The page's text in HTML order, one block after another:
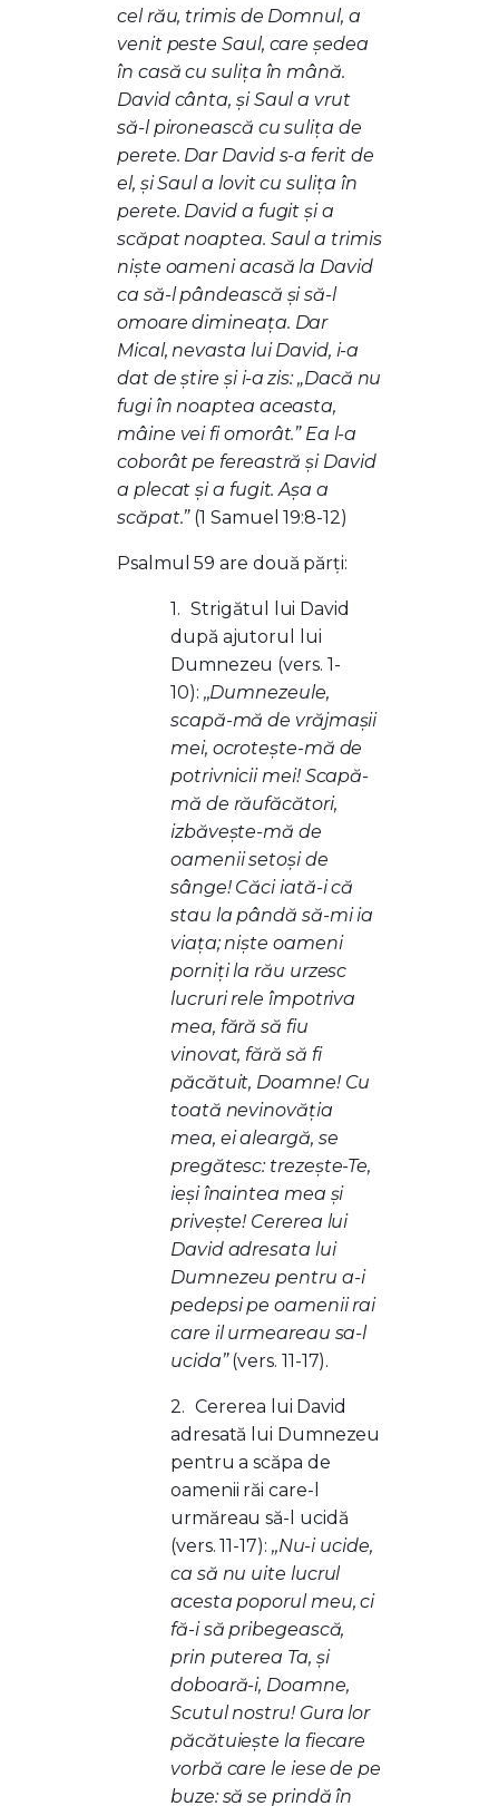
cel rău, trimis de Domnul, a
venit peste Saul, care şedea
în casă cu suliţa în mână.
David cânta, şi Saul a vrut
să-l pironească cu suliţa de
perete. Dar David s-a ferit de
el, şi Saul a lovit cu suliţa în
perete. David a fugit şi a
scăpat noaptea. Saul a trimis
nişte oameni acasă la David
ca să-l pândească şi să-l
omoare dimineaţa. Dar
Mical, nevasta lui David, i-a
dat de ştire şi i-a zis: „Dacă nu
fugi în noaptea aceasta,
mâine vei fi omorât.” Ea l-a
coborât pe fereastră şi David
a plecat şi a fugit. Aşa a
scăpat.”(1 Samuel 19:8-12)
Psalmul 59 are două părți:
1. Strigătul lui David
după ajutorul lui
Dumnezeu (vers. 1-
10): ,,Dumnezeule,
scapă-mă de vrăjmaşii
mei, ocroteşte-mă de
potrivnicii mei! Scapă-
mă de răufăcători,
izbăveşte-mă de
oamenii setoşi de
sânge! Căci iată-i că
stau la pândă să-mi ia
viaţa; nişte oameni
porniţi la rău urzesc
lucruri rele împotriva
mea, fără să fiu
vinovat, fără să fi
păcătuit, Doamne! Cu
toată nevinovăţia
mea, ei aleargă, se
pregătesc: trezeşte-Te,
ieşi înaintea mea şi
priveşte! Cererea lui
David adresata lui
Dumnezeu pentru a-i
pedepsi pe oamenii rai
care il urmeareau sa-l
ucida”(vers. 11-17).
2. Cererea lui David
adresată lui Dumnezeu
pentru a scăpa de
oamenii răi care-l
urmăreau să-l ucidă
(vers. 11-17): ,,Nu-i ucide,
ca să nu uite lucrul
acesta poporul meu, ci
fă-i să pribegească,
prin puterea Ta, şi
doboară-i, Doamne,
Scutul nostru! Gura lor
păcătuieşte la fiecare
vorbă care le iese de pe
buze: să se prindă în